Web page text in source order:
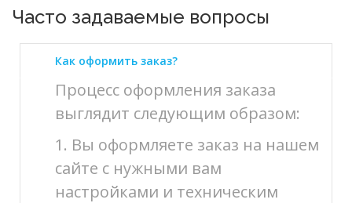
Часто задаваемые вопросы
Как оформить заказ?
Процесс оформления заказа
выглядит следующим образом:
1. Вы оформляете заказ на нашем
сайте с нужными вам
настройками и техническим